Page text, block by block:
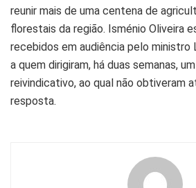
reunir mais de uma centena de
florestais da região. Isménio Oliveira
recebidos em audiência pelo ministro
a quem dirigiram, há duas semanas,
reivindicativo, ao qual não obtiveram
resposta.